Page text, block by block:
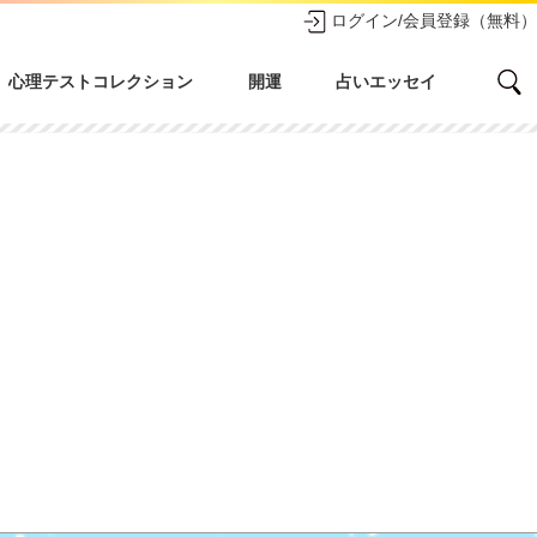
ログイン/会員登録（無料）
心理テストコレクション 開運 占いエッセイ